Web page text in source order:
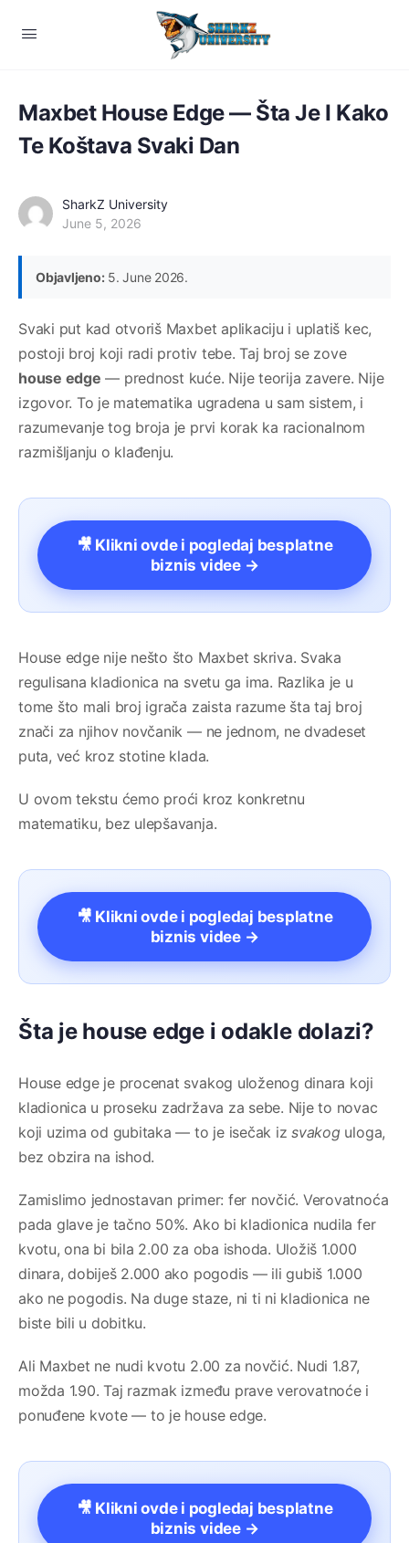
Maxbet House Edge — Šta Je I Kako
Te Koštava Svaki Dan
SharkZ University
June 5, 2026
Objavljeno:5. June 2026.
Svaki put kad otvoriš Maxbet aplikaciju i uplatiš kec,
postoji broj koji radi protiv tebe. Taj broj se zove
house edge — prednost kuće. Nije teorija zavere. Nije
izgovor. To je matematika ugradena u sam sistem, i
razumevanje tog broja je prvi korak ka racionalnom
razmišljanju o klađenju.
🎥 Klikni ovde i pogledaj besplatne
biznis videe →
House edge nije nešto što Maxbet skriva. Svaka
regulisana kladionica na svetu ga ima. Razlika je u
tome što mali broj igrača zaista razume šta taj broj
znači za njihov novčanik — ne jednom, ne dvadeset
puta, već kroz stotine klada.
U ovom tekstu ćemo proći kroz konkretnu
matematiku, bez ulepšavanja.
🎥 Klikni ovde i pogledaj besplatne
biznis videe →
Šta je house edge i odakle dolazi?
House edge je procenat svakog uloženog dinara koji
kladionica u proseku zadržava za sebe. Nije to novac
koji uzima od gubitaka — to je isečak izsvakog uloga,
bez obzira na ishod.
Zamislimo jednostavan primer: fer novčić. Verovatnoća
pada glave je tačno 50%. Ako bi kladionica nudila fer
kvotu, ona bi bila 2.00 za oba ishoda. Uložiš 1.000
dinara, dobiješ 2.000 ako pogodis — ili gubiš 1.000
ako ne pogodis. Na duge staze, ni ti ni kladionica ne
biste bili u dobitku.
Ali Maxbet ne nudi kvotu 2.00 za novčić. Nudi 1.87,
možda 1.90. Taj razmak između prave verovatnoće i
ponuđene kvote — to je house edge.
🎥 Klikni ovde i pogledaj besplatne
biznis videe →